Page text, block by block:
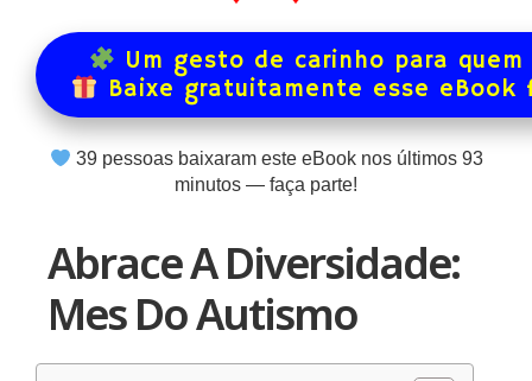
Um gesto de carinho para
Baixe gratuitamente esse
39pessoas baixaram este eBook nos últimos 93
minutos — faça parte!
Abrace A Diversidade:
Mes Do Autismo